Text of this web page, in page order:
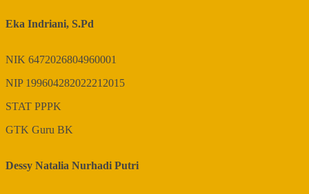
Eka Indriani, S.Pd
NIK 6472026804960001
NIP 199604282022212015
STAT PPPK
GTK Guru BK
Dessy Natalia Nurhadi Putri